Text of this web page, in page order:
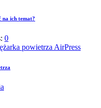
na ich temat?
0